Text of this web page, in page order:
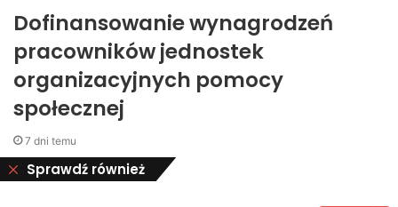
Dofinansowanie wynagrodzeń
pracowników jednostek
organizacyjnych pomocy
społecznej
7 dni temu
Sprawdź również
Close